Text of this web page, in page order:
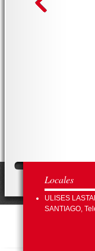
Locales
ULISES
SANTIAGO,